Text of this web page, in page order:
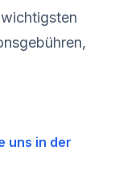
uns in der